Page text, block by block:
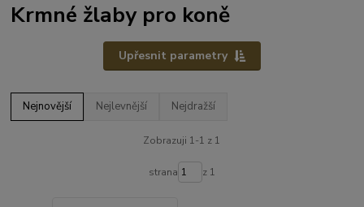
Krmné žlaby pro koně
Upřesnit parametry
Nejnovější Nejlevnější Nejdražší
Zobrazuji 1-1 z 1
strana z 1